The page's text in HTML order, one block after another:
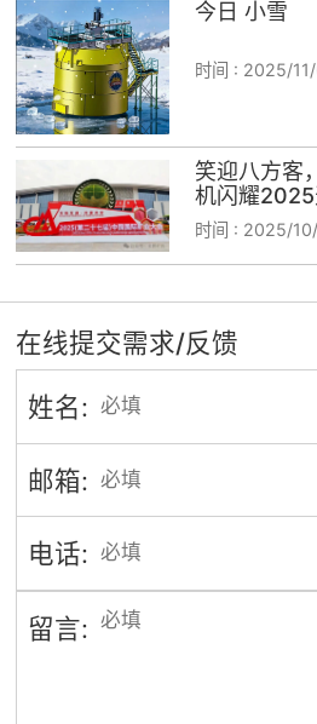
今日 小雪
时间 : 2025/
笑迎八方
机闪耀
时间 : 2025/
在线提交需求/反馈
姓名:
邮箱:
电话:
留言: